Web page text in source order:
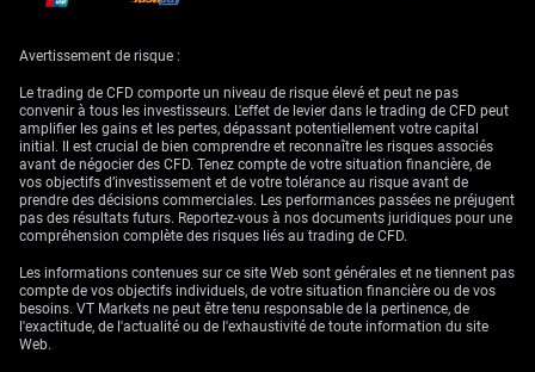
Malgré la pression à court terme, nous jugeons la paire de plus en plus
un rebond significatif. Cela suggère que le marché pourrait se montrer
excessivement pessimiste quant aux perspectives de la zone euro,
créant une opportunité de reprise au cours des prochains mois. Pour les
traders ayant un horizon de plusieurs mois, la vente de puts hors de la
monnaie может constituer un moyen d’encaisser une prime tout en se
positionnant sur la formation d’un plancher de la paire.
Le risque immédiat d’un test des plus bas depuis le début de l’année,
proches de 1,0650, s’accroît, en particulier si les tensions persistantes
que valeur refuge. Même si nous estimons que la paire se traite sous sa
juste valeur à court terme, la dynamique négative demeure la force
dominante. Nous surveillons de près ces niveaux clés à la recherche de
signes d’essoufflement des vendeurs.
Avertissement de risque :
Le trading de CFD comporte un niveau de risque élevé et peut ne pas
convenir à tous les investisseurs. L'effet de levier dans le trading de CFD peut
amplifier les gains et les pertes, dépassant potentiellement votre capital
initial. Il est crucial de bien comprendre et reconnaître les risques associés
avant de négocier des CFD. Tenez compte de votre situation financière, de
vos objectifs d’investissement et de votre tolérance au risque avant de
prendre des décisions commerciales. Les performances passées ne préjugent
pas des résultats futurs. Reportez-vous à nos documents juridiques pour une
compréhension complète des risques liés au trading de CFD.
Les informations contenues sur ce site Web sont générales et ne tiennent pas
compte de vos objectifs individuels, de votre situation financière ou de vos
besoins. VT Markets ne peut être tenu responsable de la pertinence, de
l'exactitude, de l'actualité ou de l'exhaustivité de toute information du site
Web.